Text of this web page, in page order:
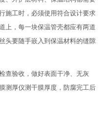
施工时，必须使用符合设计要求
上，每一块保温管壳都应有两道
头要随手嵌入到保温材料的缝隙
查验收，做好表面干净、无灰
测厚仪测干膜厚度，防腐完工后